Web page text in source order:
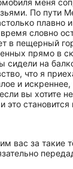
меня
По пути
словно
в пещерный
прямо в
сидели на
что я
и
вы хотите
это
вас за такие